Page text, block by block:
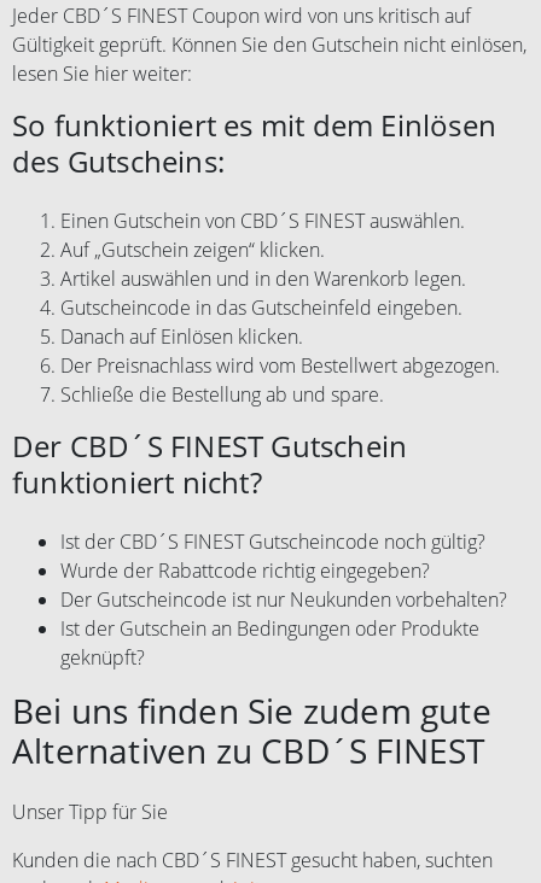
Jeder CBD´S FINEST Coupon wird von uns kritisch auf
Gültigkeit geprüft. Können Sie den Gutschein nicht einlösen,
lesen Sie hier weiter:
So funktioniert es mit dem Einlösen
des Gutscheins:
Einen Gutschein von CBD´S FINEST auswählen.
Auf „Gutschein zeigen“ klicken.
Artikel auswählen und in den Warenkorb legen.
Gutscheincode in das Gutscheinfeld eingeben.
Danach auf Einlösen klicken.
Der Preisnachlass wird vom Bestellwert abgezogen.
Schließe die Bestellung ab und spare.
Der CBD´S FINEST Gutschein
funktioniert nicht?
Ist der CBD´S FINEST Gutscheincode noch gültig?
Wurde der Rabattcode richtig eingegeben?
Der Gutscheincode ist nur Neukunden vorbehalten?
Ist der Gutschein an Bedingungen oder Produkte
geknüpft?
Bei uns finden Sie zudem gute
Alternativen zu CBD´S FINEST
Unser Tipp für Sie
Kunden die nach CBD´S FINEST gesucht haben, suchten